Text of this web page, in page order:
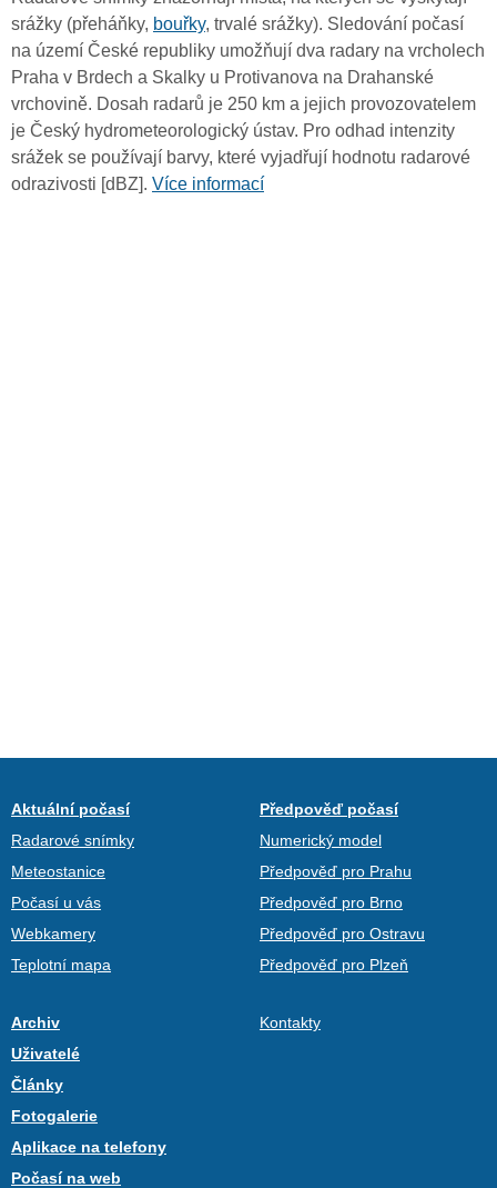
srážky (přeháňky, bouřky, trvalé srážky). Sledování počasí
na území České republiky umožňují dva radary na vrcholech
Praha v Brdech a Skalky u Protivanova na Drahanské
vrchovině. Dosah radarů je 250 km a jejich provozovatelem
je Český hydrometeorologický ústav. Pro odhad intenzity
srážek se používají barvy, které vyjadřují hodnotu radarové
odrazivosti [dBZ]. Více informací
Aktuální počasí
Radarové snímky
Meteostanice
Počasí u vás
Webkamery
Teplotní mapa
Předpověď počasí
Numerický model
Předpověď pro Prahu
Předpověď pro Brno
Předpověď pro Ostravu
Předpověď pro Plzeň
Archiv
Uživatelé
Články
Fotogalerie
Aplikace na telefony
Počasí na web
Kontakty